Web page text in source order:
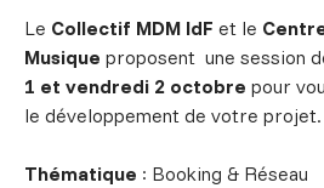
Le Collectif MDM IdF et le
Musique proposent une session
1 et vendredi 2 octobre pour
le développement de votre projet.
Thématique : Booking & Réseau